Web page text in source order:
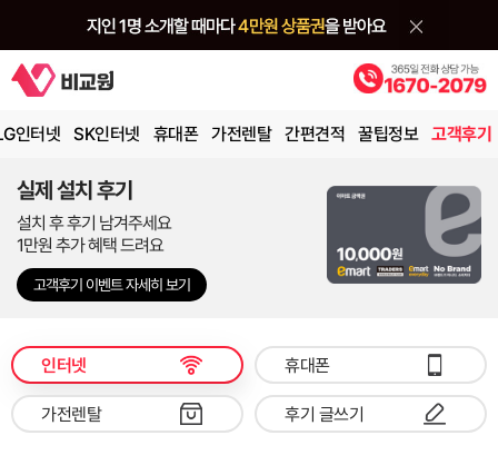
인터넷 SK인터넷 휴대폰 가전렌탈 간편견적 꿀팁정보 고객후기
실제 설치 후기
설치 후 후기 남겨주세요
1만원 추가 혜택 드려요
고객후기 이벤트 자세히 보기
인터넷 휴대폰
가전렌탈 후기 글쓰기